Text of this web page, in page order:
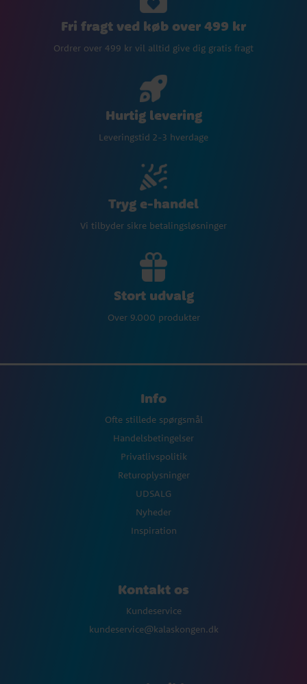
Fri fragt ved køb over 499 kr
Ordrer over 499 kr vil alltid give dig gratis fragt
Hurtig levering
Leveringstid 2-3 hverdage
Tryg e-handel
Vi tilbyder sikre betalingsløsninger
Stort udvalg
Over 9.000 produkter
Info
Ofte stillede spørgsmål
Handelsbetingelser
Privatlivspolitik
Returoplysninger
UDSALG
Nyheder
Inspiration
Kontakt os
Kundeservice
kundeservice@kalaskongen.dk